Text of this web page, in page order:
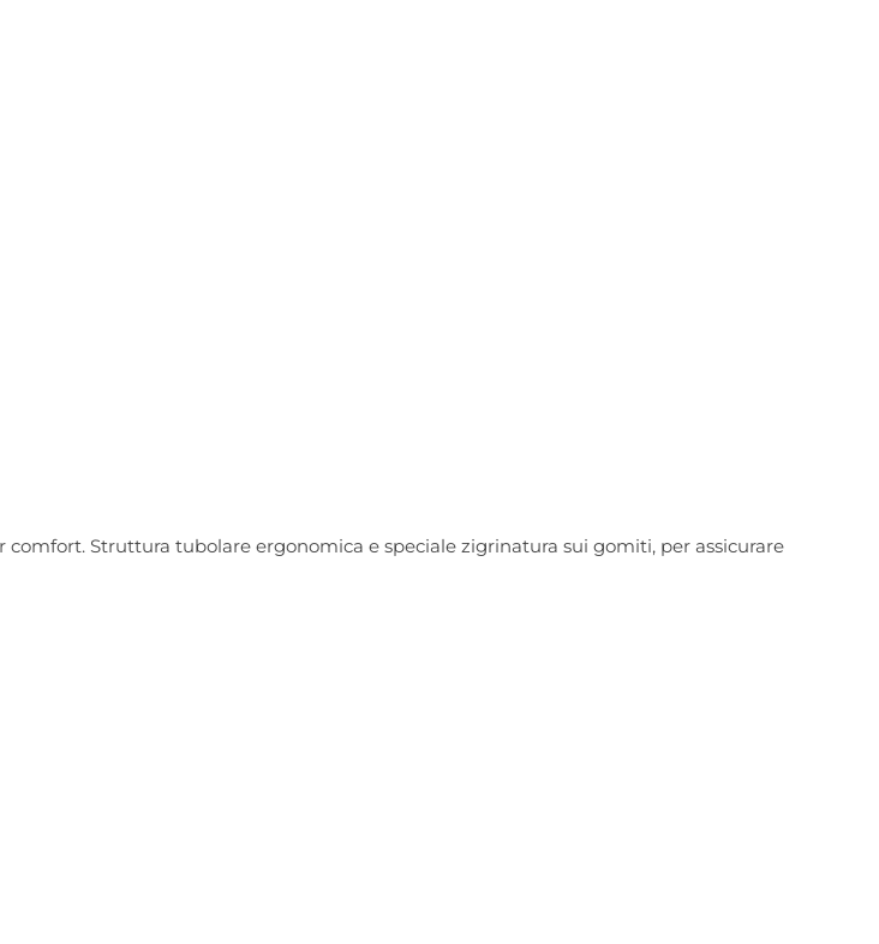
Struttura tubolare ergonomica e speciale zigrinatura sui gomiti, per assicurare